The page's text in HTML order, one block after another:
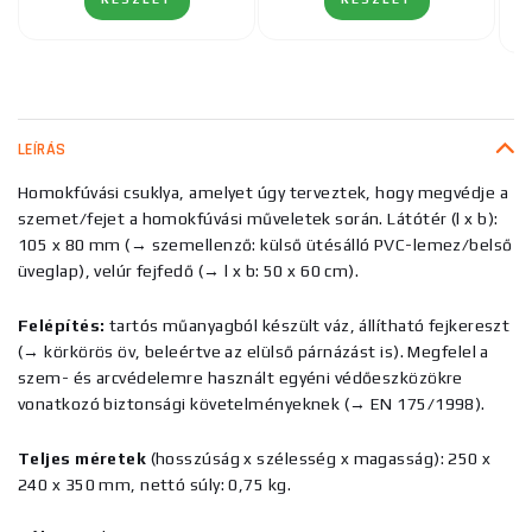
LEÍRÁS
Homokfúvási csuklya, amelyet úgy terveztek, hogy megvédje a
szemet/fejet a homokfúvási műveletek során. Látótér (l x b):
105 x 80 mm (→ szemellenző: külső ütésálló PVC-lemez/belső
üveglap), velúr fejfedő (→ l x b: 50 x 60 cm).
Felépítés: tartós műanyagból készült váz, állítható fejkereszt
(→ körkörös öv, beleértve az elülső párnázást is). Megfelel a
szem- és arcvédelemre használt egyéni védőeszközökre
vonatkozó biztonsági követelményeknek (→ EN 175/1998).
Teljes méretek (hosszúság x szélesség x magasság): 250 x
240 x 350 mm, nettó súly: 0,75 kg.